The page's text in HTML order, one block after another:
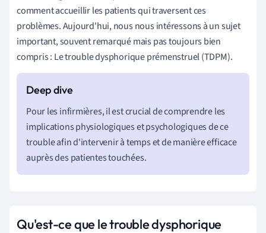
comment accueillir les patients qui traversent ces
problèmes. Aujourd'hui, nous nous intéressons à un sujet
important, souvent remarqué mais pas toujours bien
compris : Le trouble dysphorique prémenstruel (TDPM).
Pour les infirmières, il est crucial de comprendre les
implications physiologiques et psychologiques de ce
trouble afin d'intervenir à temps et de manière efficace
auprès des patientes touchées.
Qu'est-ce que le trouble dysphorique